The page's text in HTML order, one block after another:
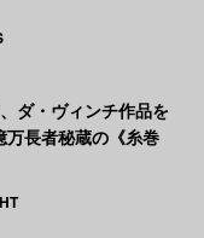
ダ・ヴィンチ作品を
万長者秘蔵の《糸巻